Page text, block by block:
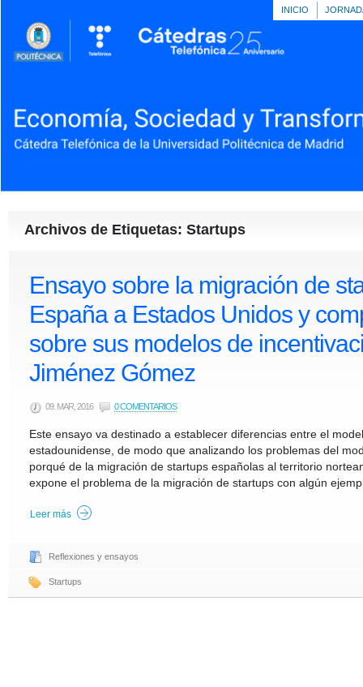
INICIO
Archivos de Etiquetas: Startups
Ensayo sobre la migración de
España a Estados Unidos y
sobre sus modelos de
Jiménez Gómez
09. MAR, 2016 0 COMENTARIOS
Este ensayo va destinado a establecer diferencias entre el
estadounidense, de modo que analizando los problemas del
porqué de la migración de startups españolas al territorio
expone el problema de la migración de startups con algún
Leer más
Reflexiones y ensayos
Startups